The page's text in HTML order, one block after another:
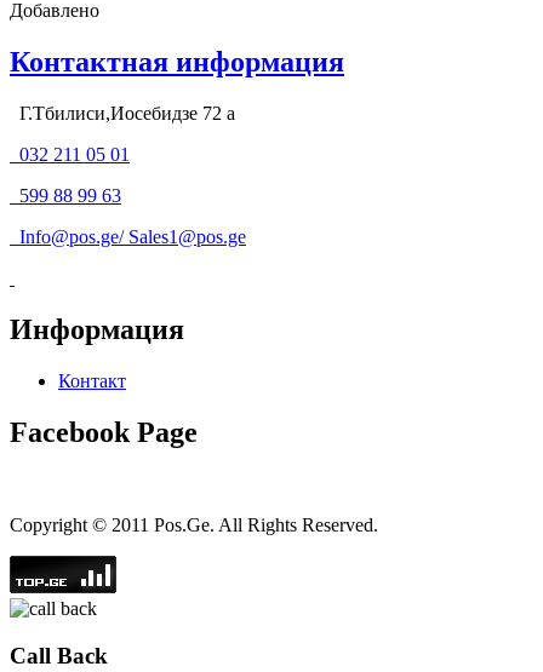
Добавлено
Контактная информация
Г.Тбилиси,Иосебидзе 72 а
032 211 05 01
599 88 99 63
Info@pos.ge/ Sales1@pos.ge
Информация
Контакт
Facebook Page
Copyright © 2011 Pos.Ge. All Rights Reserved.
Call Back